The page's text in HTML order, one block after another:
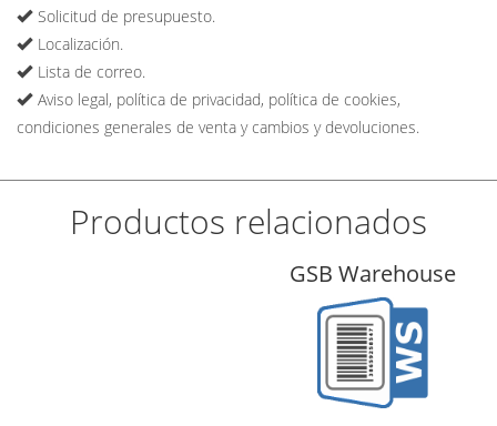
Solicitud de presupuesto.
Localización.
Lista de correo.
Aviso legal, política de privacidad, política de cookies,
condiciones generales de venta y cambios y devoluciones.
Productos relacionados
GSB Warehouse